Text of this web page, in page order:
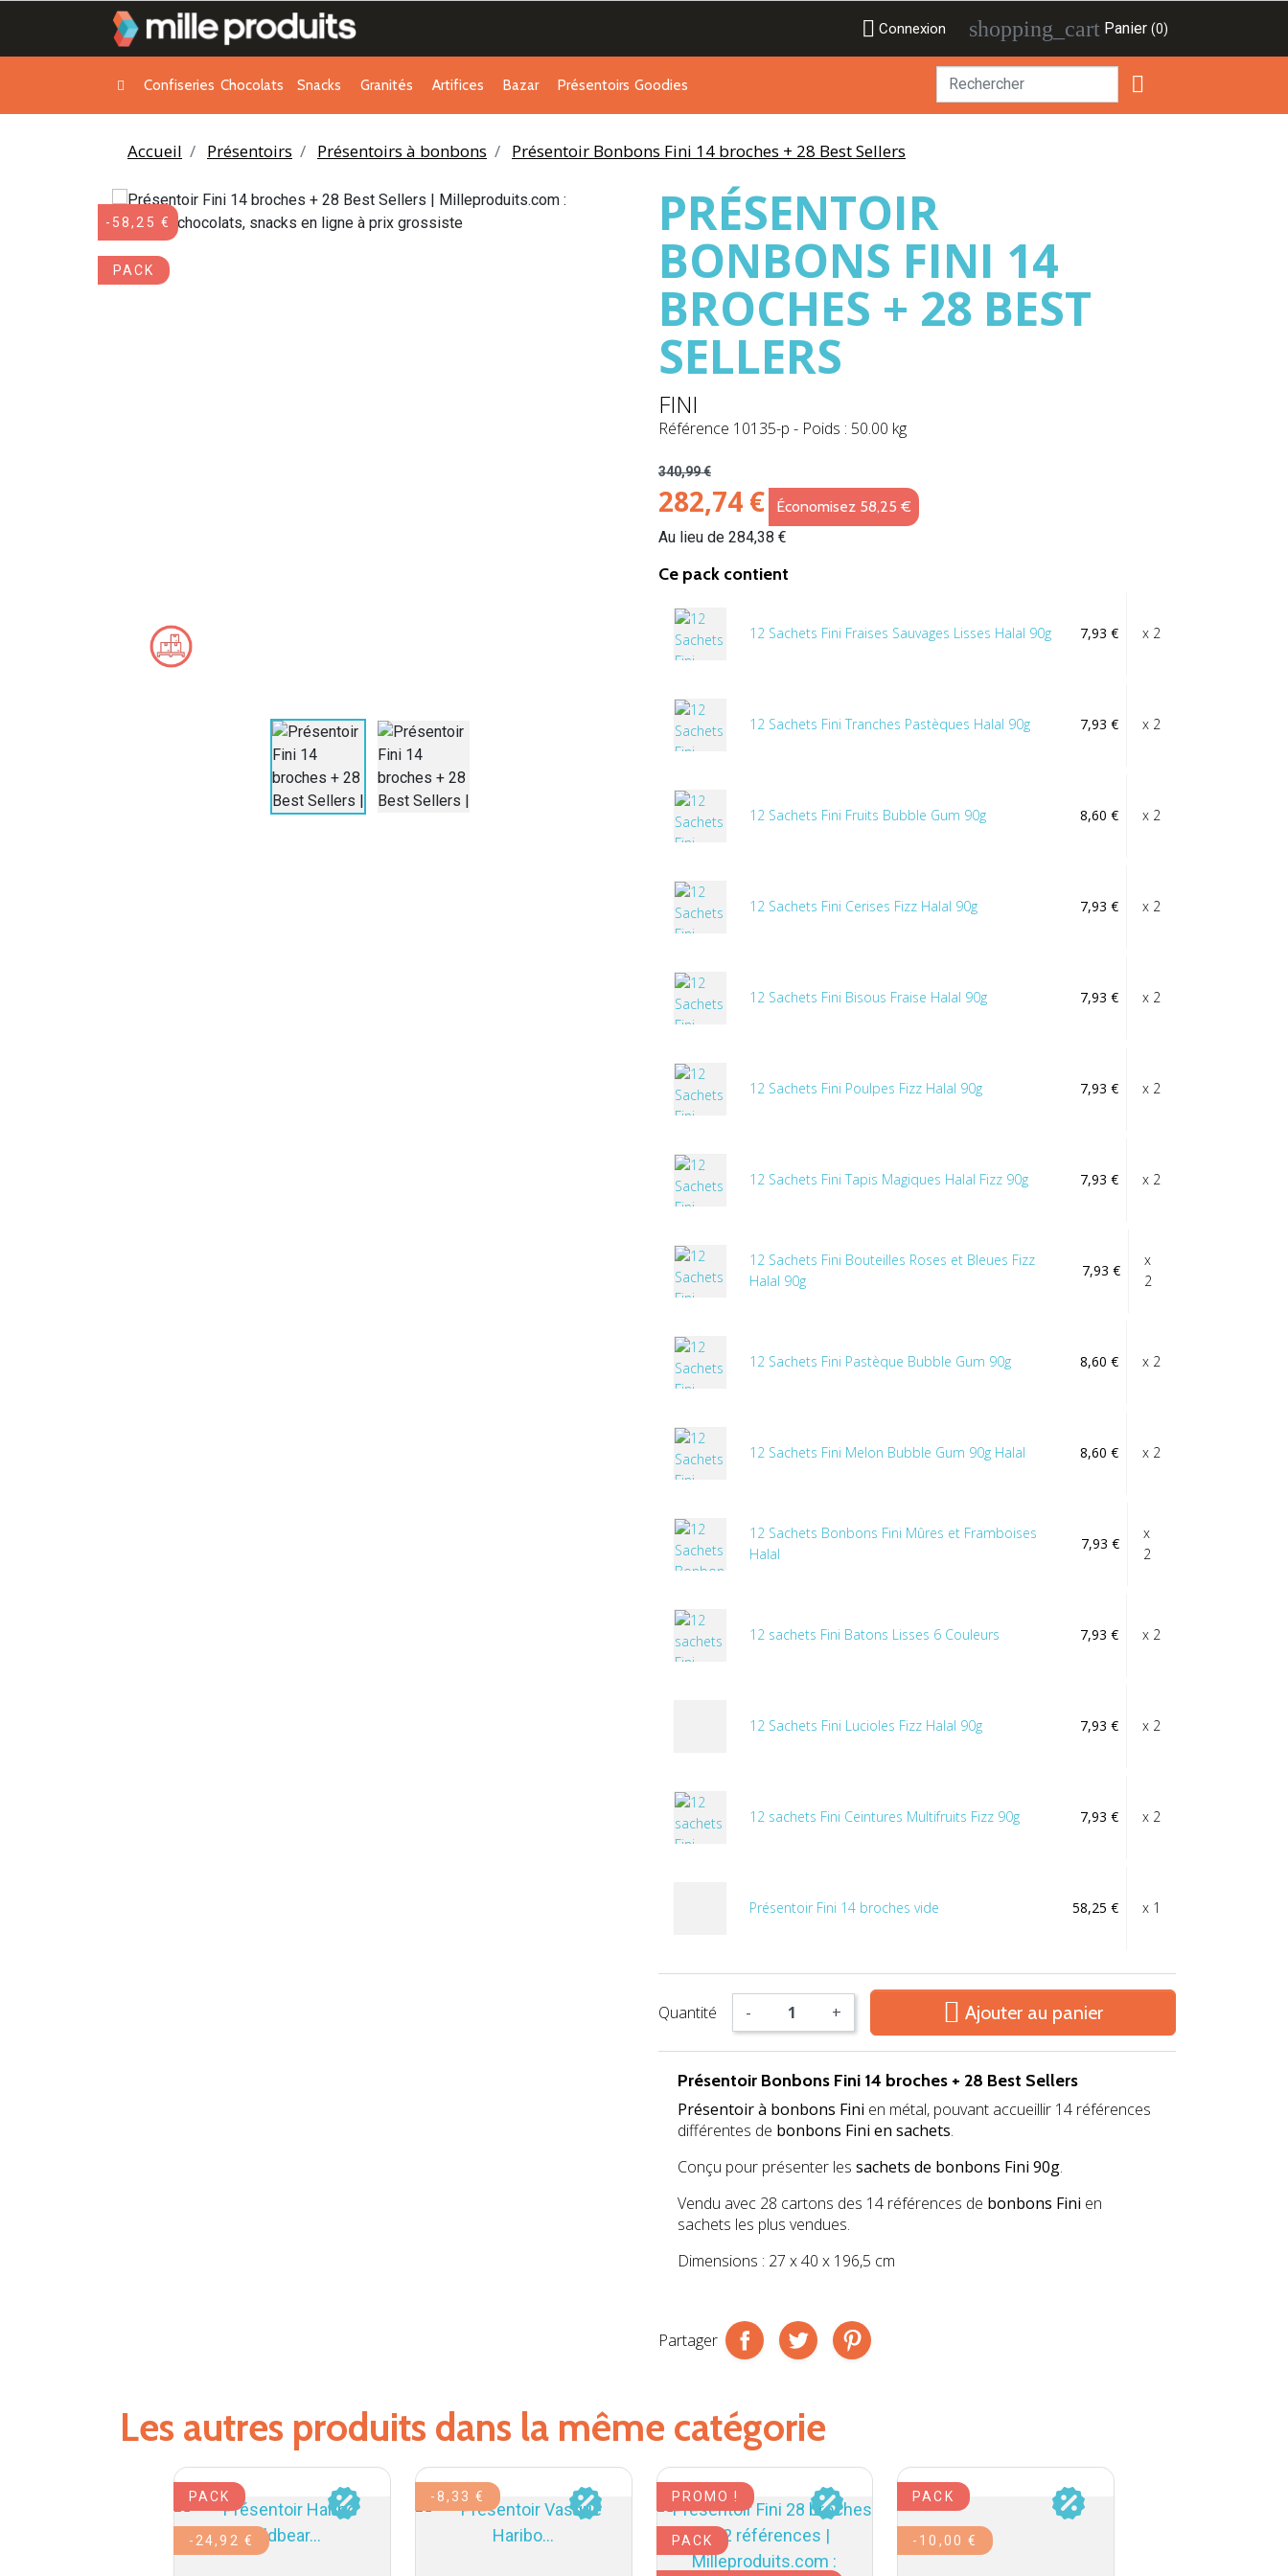
 Connexion shopping_cart Panier (0)
Confiseries Chocolats Snacks Granités Artifices Bazar Présentoirs Goodies 
Accueil Présentoirs Présentoirs à bonbons Présentoir Bonbons Fini 14 broches + 28 Best Sellers
-58,25 €
PACK
PRÉSENTOIR
BONBONS FINI 14
BROCHES + 28 BEST
SELLERS
FINI
Référence 10135-p - Poids : 50.00 kg
340,99 €
282,74 €
Économisez 58,25 €
Au lieu de 284,38 €
Ce pack contient
12 Sachets Fini Fraises Sauvages Lisses Halal 90g 7,93 € x 2
12 Sachets Fini Tranches Pastèques Halal 90g 7,93 € x 2
12 Sachets Fini Fruits Bubble Gum 90g 8,60 € x 2
12 Sachets Fini Cerises Fizz Halal 90g 7,93 € x 2
12 Sachets Fini Bisous Fraise Halal 90g 7,93 € x 2
12 Sachets Fini Poulpes Fizz Halal 90g 7,93 € x 2
12 Sachets Fini Tapis Magiques Halal Fizz 90g 7,93 € x 2
12 Sachets Fini Bouteilles Roses et Bleues Fizz
Halal 90g
7,93 €
x
2
12 Sachets Fini Pastèque Bubble Gum 90g 8,60 € x 2
12 Sachets Fini Melon Bubble Gum 90g Halal 8,60 € x 2
12 Sachets Bonbons Fini Mûres et Framboises
Halal
7,93 €
x
2
12 sachets Fini Batons Lisses 6 Couleurs 7,93 € x 2
12 Sachets Fini Lucioles Fizz Halal 90g 7,93 € x 2
12 sachets Fini Ceintures Multifruits Fizz 90g 7,93 € x 2
Présentoir Fini 14 broches vide 58,25 € x 1
Quantité - +  Ajouter au panier
Présentoir Bonbons Fini 14 broches + 28 Best Sellers
Présentoir à bonbons Fini en métal, pouvant accueillir 14 références
différentes de bonbons Fini en sachets.
Conçu pour présenter les sachets de bonbons Fini 90g.
Vendu avec 28 cartons des 14 références de bonbons Fini en
sachets les plus vendues.
Dimensions : 27 x 40 x 196,5 cm
Partager
Les autres produits dans la même catégorie
PACK
-24,92 €
-8,33 € PROMO !
PACK
PACK
-10,00 €